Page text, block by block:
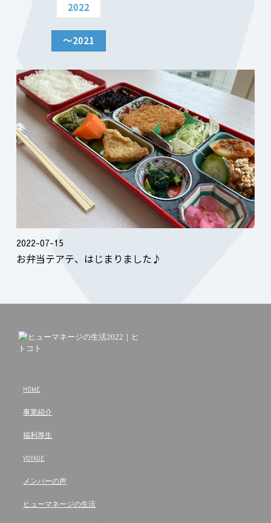
2022
～2021
2022-07-15
お弁当テアテ、はじまりました♪
HOME
事業紹介
福利厚生
VOYAGE
メンバーの声
ヒューマネージの生活